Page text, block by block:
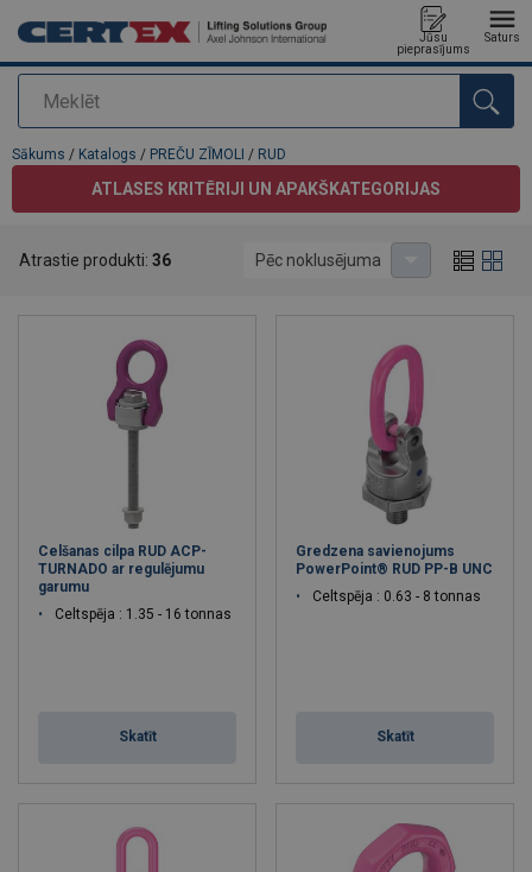
Meklēt
Jūsu
pieprasījums
Saturs
Pievienots jūsu pasūtījumam
Sākums / Katalogs / PREČU ZĪMOLI / RUD
ATLASES KRITĒRIJI UN APAKŠKATEGORIJAS
RUD
Atrastie produkti: 36 Pēc noklusējuma
Celšanas cilpa RUD ACP-
TURNADO ar regulējumu
garumu
Celtspēja : 1.35 - 16 tonnas
Skatīt
Gredzena savienojums
PowerPoint® RUD PP-B UNC
Celtspēja : 0.63 - 8 tonnas
Skatīt